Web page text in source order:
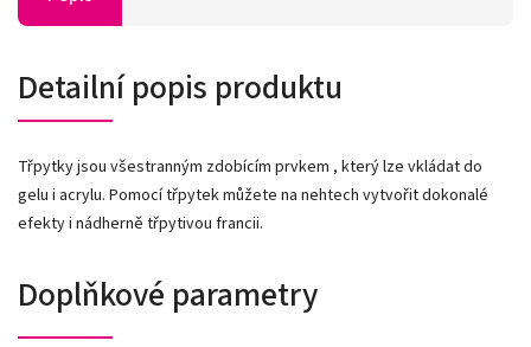
Detailní popis produktu
Třpytky jsou všestranným zdobícím prvkem , který lze vkládat do
gelu i acrylu. Pomocí třpytek můžete na nehtech vytvořit dokonalé
efekty i nádherně třpytivou francii.
Doplňkové parametry